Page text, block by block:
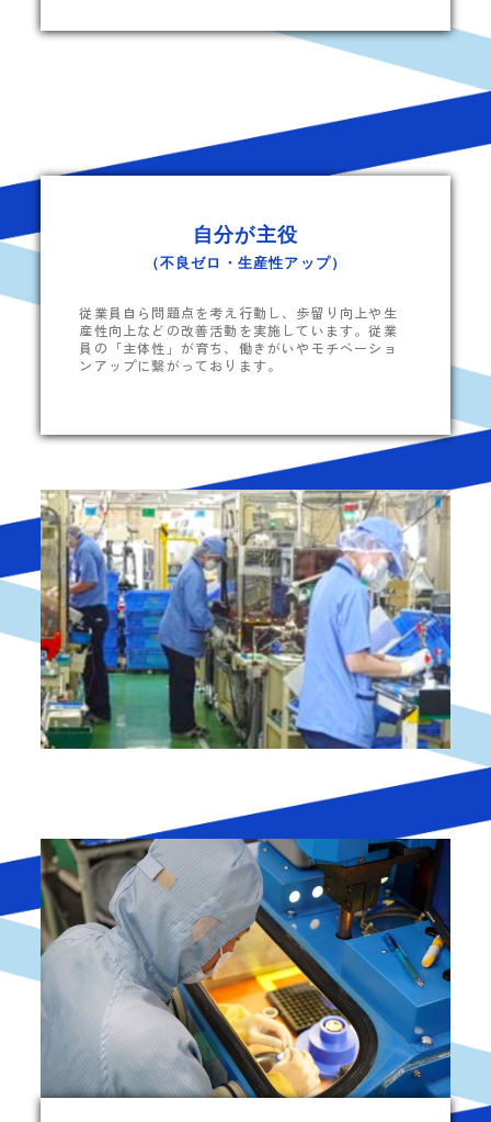
自分が主役
（不良ゼロ・生産性アップ）
従業員自ら問題点を考え行動し、歩留り向上や生
産性向上などの改善活動を実施しています。従業
員の「主体性」が育ち、働きがいやモチベーショ
ンアップに繋がっております。